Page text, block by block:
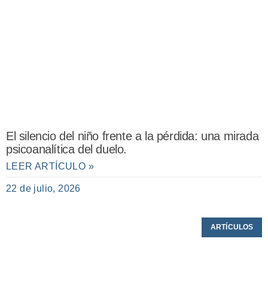
El silencio del niño frente a la pérdida: una mirada
psicoanalítica del duelo.
LEER ARTÍCULO »
22 de julio, 2026
ARTÍCULOS